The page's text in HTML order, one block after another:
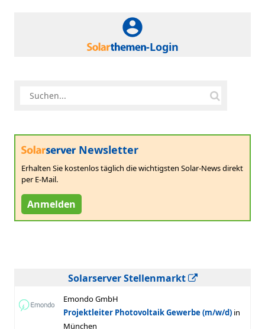
-Login
Newsletter
Erhalten Sie kostenlos täglich die wichtigsten Solar-News direkt
per E-Mail.
Anmelden
Solarserver Stellenmarkt